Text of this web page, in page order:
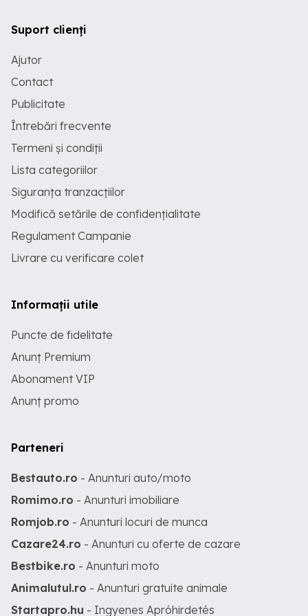
Suport clienți
Ajutor
Contact
Publicitate
Întrebări frecvente
Termeni și condiții
Lista categoriilor
Siguranța tranzacțiilor
Modifică setările de confidențialitate
Regulament Campanie
Livrare cu verificare colet
Informații utile
Puncte de fidelitate
Anunț Premium
Abonament VIP
Anunț promo
Parteneri
Bestauto.ro - Anunturi auto/moto
Romimo.ro - Anunturi imobiliare
Romjob.ro - Anunturi locuri de munca
Cazare24.ro - Anunturi cu oferte de cazare
Bestbike.ro - Anunturi moto
Animalutul.ro - Anunturi gratuite animale
Startapro.hu - Ingyenes Apróhirdetés